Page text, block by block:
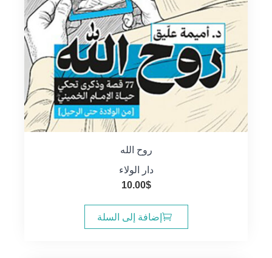
روح الله
دار الولاء
10.00$
إضافة إلى السلة